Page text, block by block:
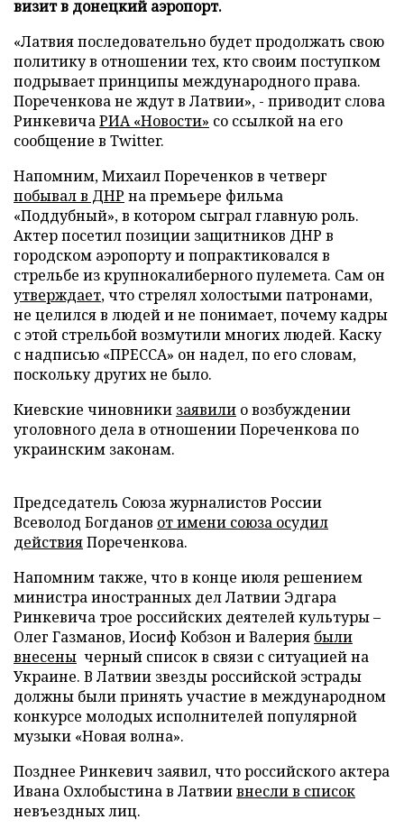
визит в донецкий аэропорт.
«Латвия последовательно будет продолжать свою
политику в отношении тех, кто своим поступком
подрывает принципы международного права.
Пореченкова не ждут в Латвии», - приводит слова
РинкевичаРИА «Новости» со ссылкой на его
сообщение в Twitter.
Напомним, Михаил Пореченков в четверг
побывал в ДНР на премьере фильма
«Поддубный», в котором сыграл главную роль.
Актер посетил позиции защитников ДНР в
городском аэропорту и попрактиковался в
стрельбе из крупнокалиберного пулемета. Сам он
утверждает, что стрелял холостыми патронами,
не целился в людей и не понимает, почему кадры
с этой стрельбой возмутили многих людей. Каску
с надписью «ПРЕССА» он надел, по его словам,
поскольку других не было.
Киевские чиновники заявили о возбуждении
уголовного дела в отношении Пореченкова по
украинским законам.
Председатель Союза журналистов России
Всеволод Богданов от имени союза осудил
действияПореченкова.
Напомним также, что в конце июля решением
министра иностранных дел Латвии Эдгара
Ринкевича трое российских деятелей культуры –
Олег Газманов, Иосиф Кобзон и Валерия были
внесены черный список в связи с ситуацией на
Украине. В Латвии звезды российской эстрады
должны были принять участие в международном
конкурсе молодых исполнителей популярной
музыки «Новая волна».
Позднее Ринкевич заявил, что российского актера
Ивана Охлобыстина в Латвиивнесли в список
невъездных лиц.